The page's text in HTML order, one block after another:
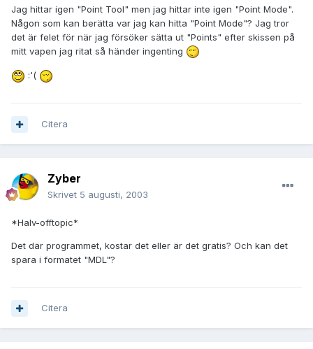
Jag hittar igen "Point Tool" men jag hittar inte igen "Point Mode".
Någon som kan berätta var jag kan hitta "Point Mode"? Jag tror
det är felet för när jag försöker sätta ut "Points" efter skissen på
mitt vapen jag ritat så händer ingenting
:'(
Citera
Zyber
Skrivet 5 augusti, 2003
*Halv-offtopic*
Det där programmet, kostar det eller är det gratis? Och kan det
spara i formatet "MDL"?
Citera